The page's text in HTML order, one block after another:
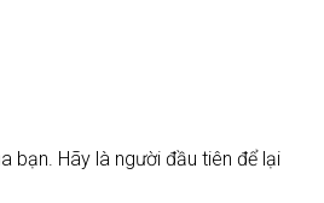
bạn. Hãy là người đầu tiên để lại